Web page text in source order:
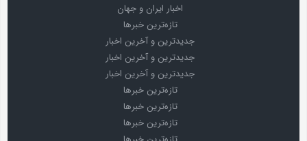
اخبار ایران و جهان
تازه‌ترین خبرها
جدیدترین و آخرین اخبار
جدیدترین و آخرین اخبار
جدیدترین و آخرین اخبار
تازه‌ترین خبرها
تازه‌ترین خبرها
تازه‌ترین خبرها